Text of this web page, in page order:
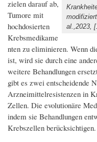
al.,2023,
zielen darauf ab,
Tumore mit
hochdosierten
Krebsmedikame
nten zu eliminieren. Wenn
ist, wird sie durch eine
weitere Behandlungen
gibt es zwei entscheidende
Arzneimittelresistenzen in
Zellen. Die evolutionäre
indem sie Behandlungen
Krebszellen